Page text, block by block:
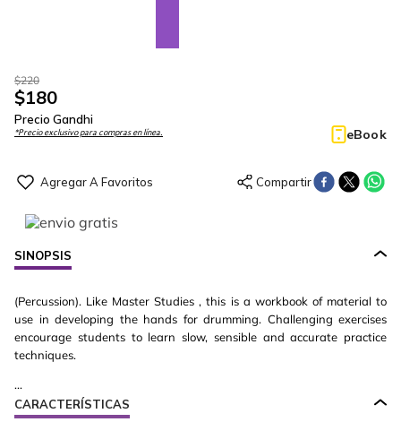
$220
$180
Precio Gandhi
*Precio exclusivo para compras en línea. eBook
SINOPSIS
(Percussion). Like Master Studies , this is a workbook of material to
use in developing the hands for drumming. Challenging exercises
encourage students to learn slow, sensible and accurate practice
techniques.
...
CARACTERÍSTICAS